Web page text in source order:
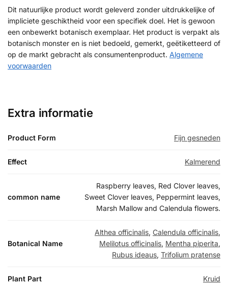
Dit natuurlijke product wordt geleverd zonder uitdrukkelijke of
impliciete geschiktheid voor een specifiek doel. Het is gewoon
een onbewerkt botanisch exemplaar. Het product is verpakt als
botanisch monster en is niet bedoeld, gemerkt, geëtiketteerd of
op de markt gebracht als consumentenproduct. Algemene
voorwaarden
Extra informatie
Product Form Fijn gesneden
Effect Kalmerend
common name
Raspberry leaves, Red Clover leaves,
Sweet Clover leaves, Peppermint leaves,
Marsh Mallow and Calendula flowers.
Botanical Name
Althea officinalis, Calendula officinalis,
Melilotus officinalis, Mentha piperita,
Rubus ideaus, Trifolium pratense
Plant Part Kruid